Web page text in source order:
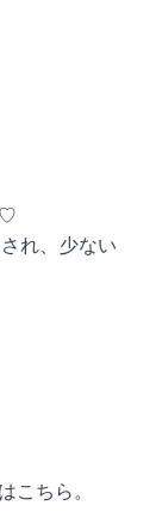
♡
れ、少ない
こちら。